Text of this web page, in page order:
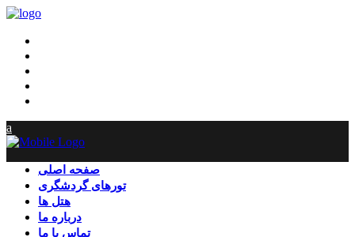
صفحه اصلی
تورهای گردشگری
هتل ها
درباره ما
تماس با ما